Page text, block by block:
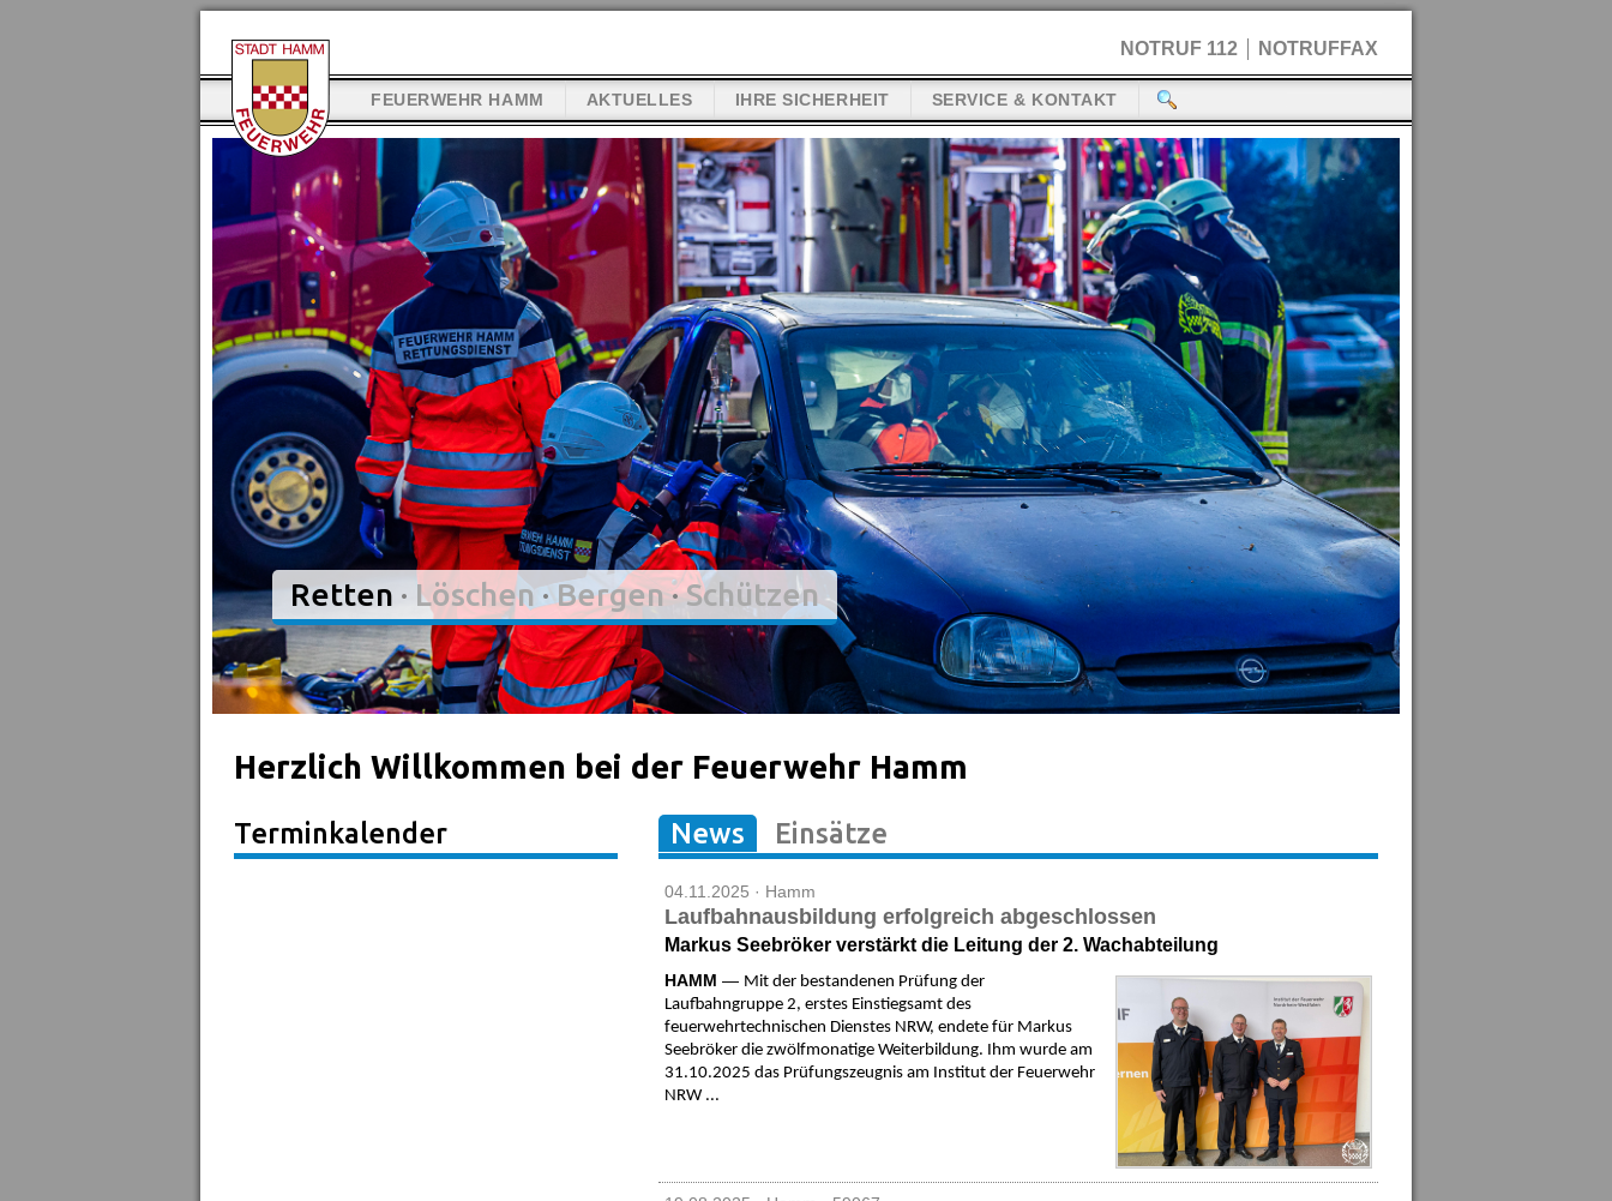
NOTRUF 112 NOTRUFFAX
FEUERWEHR HAMM AKTUELLES IHRE SICHERHEIT SERVICE & KONTAKT
Retten · Löschen · Bergen · Schützen
Herzlich Willkommen bei der Feuerwehr Hamm
Terminkalender News Einsätze
04.11.2025 · Hamm
Laufbahnausbildung erfolgreich abgeschlossen
Markus Seebröker verstärkt die Leitung der 2. Wachabteilung
HAMM — Mit der bestandenen Prüfung der
Laufbahngruppe 2, erstes Einstiegsamt des
feuerwehrtechnischen Dienstes NRW, endete für Markus
Seebröker die zwölfmonatige Weiterbildung. Ihm wurde am
31.10.2025 das Prüfungszeugnis am Institut der Feuerwehr
NRW ...